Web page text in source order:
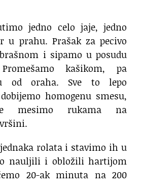
jedno celo jaje, jedno
u prahu. Prašak za pecivo
i sipamo u posudu
kašikom, pa
od oraha. Sve to lepo
homogenu smesu,
mesimo rukama na
rolata i stavimo ih u
nauljili i obložili hartijom
20-ak minuta na 200